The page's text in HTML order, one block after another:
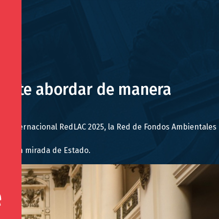
abordar de manera
RedLAC 2025, la Red de Fondos Ambientales
con mirada de Estado.